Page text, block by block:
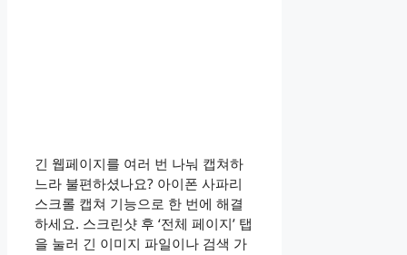
긴 웹페이지를 여러 번 나눠 캡쳐하
느라 불편하셨나요? 아이폰 사파리
스크롤 캡쳐 기능으로 한 번에 해결
하세요. 스크린샷 후 ‘전체 페이지’ 탭
을 눌러 긴 이미지 파일이나 검색 가